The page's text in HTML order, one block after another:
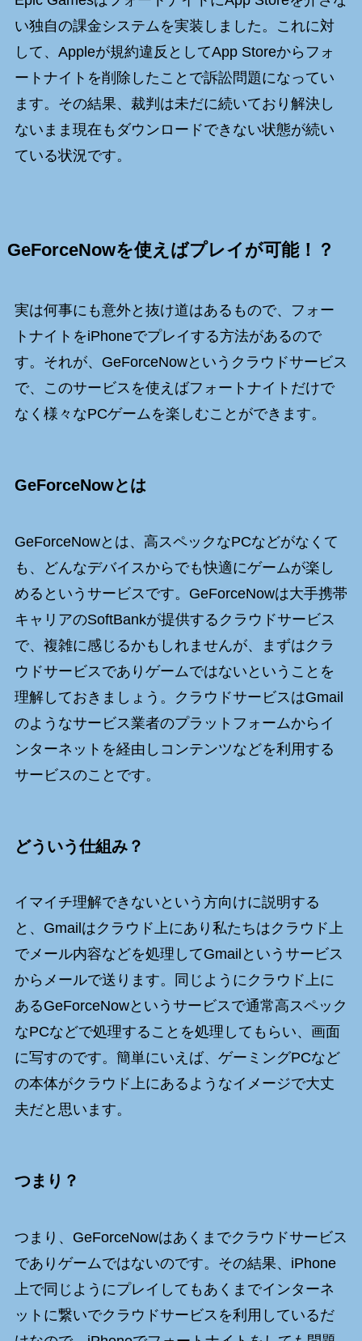
い独自の課金システムを実装しました。これに対
して、Appleが規約違反としてApp Storeからフォ
ートナイトを削除したことで訴訟問題になってい
ます。その結果、裁判は未だに続いており解決し
ないまま現在もダウンロードできない状態が続い
ている状況です。
GeForceNowを使えばプレイが可能！？
実は何事にも意外と抜け道はあるもので、フォー
トナイトをiPhoneでプレイする方法があるので
す。それが、GeForceNowというクラウドサービス
で、このサービスを使えばフォートナイトだけで
なく様々なPCゲームを楽しむことができます。
GeForceNowとは
GeForceNowとは、高スペックなPCなどがなくて
も、どんなデバイスからでも快適にゲームが楽し
めるというサービスです。GeForceNowは大手携帯
キャリアのSoftBankが提供するクラウドサービス
で、複雑に感じるかもしれませんが、まずはクラ
ウドサービスでありゲームではないということを
理解しておきましょう。クラウドサービスはGmail
のようなサービス業者のプラットフォームからイ
ンターネットを経由しコンテンツなどを利用する
サービスのことです。
どういう仕組み？
イマイチ理解できないという方向けに説明する
と、Gmailはクラウド上にあり私たちはクラウド上
でメール内容などを処理してGmailというサービス
からメールで送ります。同じようにクラウド上に
あるGeForceNowというサービスで通常高スペック
なPCなどで処理することを処理してもらい、画面
に写すのです。簡単にいえば、ゲーミングPCなど
の本体がクラウド上にあるようなイメージで大丈
夫だと思います。
つまり？
つまり、GeForceNowはあくまでクラウドサービス
でありゲームではないのです。その結果、iPhone
上で同じようにプレイしてもあくまでインターネ
ットに繋いでクラウドサービスを利用しているだ